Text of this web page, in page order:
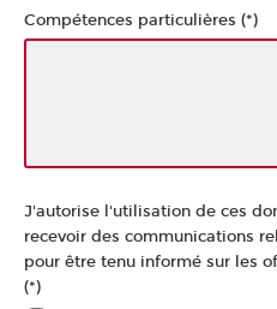
Compétences particulières (*)
J'autorise l'utilisation de ces
recevoir des communications
pour être tenu informé sur les
(*)